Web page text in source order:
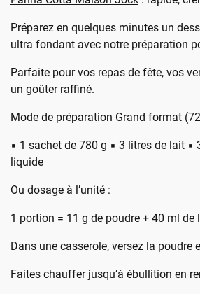
Préparez en quelques minutes un
ultra fondant avec notre préparation
Parfaite pour vos repas de fête, vos
un goûter raffiné.
Mode de préparation Grand format
▪️ 1 sachet de 780 g ▪️ 3 litres de lait ▪️
liquide
Ou dosage à l’unité :
1 portion = 11 g de poudre + 40 ml de
Dans une casserole, versez la poudre
Faites chauffer jusqu’à ébullition en